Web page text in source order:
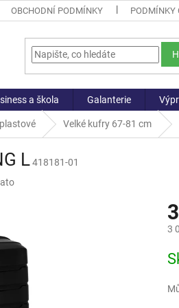
OBCHODNÍ PODMÍNKY PODMÍNKY
a škola Galanterie
Velké kufry 67-81 cm
L418181-01
3